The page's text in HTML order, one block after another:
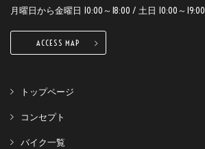
月曜日から金曜日 10:00～18:00 / 土日 10:00～19:00
ACCESS MAP
トップページ
コンセプト
バイク一覧